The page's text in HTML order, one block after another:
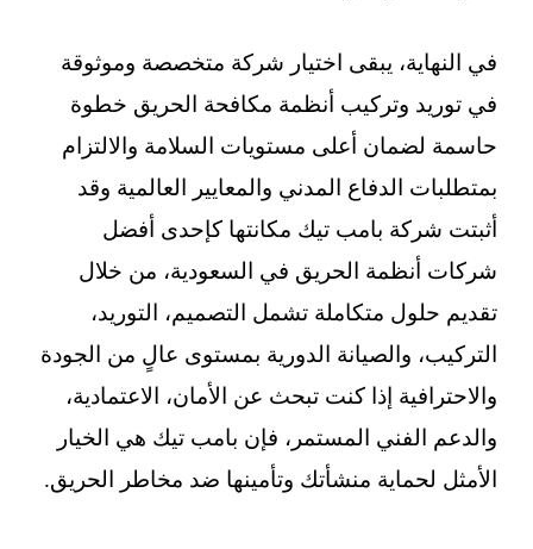
في النهاية، يبقى اختيار شركة متخصصة وموثوقة
في توريد وتركيب أنظمة مكافحة الحريق خطوة
حاسمة لضمان أعلى مستويات السلامة والالتزام
بمتطلبات الدفاع المدني والمعايير العالمية وقد
أثبتت شركة بامب تيك مكانتها كإحدى أفضل
شركات أنظمة الحريق في السعودية، من خلال
تقديم حلول متكاملة تشمل التصميم، التوريد،
التركيب، والصيانة الدورية بمستوى عالٍ من الجودة
والاحترافية إذا كنت تبحث عن الأمان، الاعتمادية،
والدعم الفني المستمر، فإن بامب تيك هي الخيار
الأمثل لحماية منشأتك وتأمينها ضد مخاطر الحريق.